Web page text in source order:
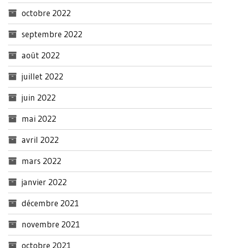
octobre 2022
septembre 2022
août 2022
juillet 2022
juin 2022
mai 2022
avril 2022
mars 2022
janvier 2022
décembre 2021
novembre 2021
octobre 2021